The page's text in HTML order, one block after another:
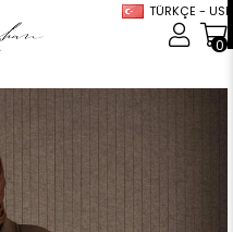
TÜRKÇE - USD
0